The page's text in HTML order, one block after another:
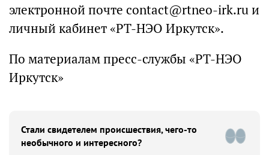
электронной почте contact@rtneo-irk.ru и
личный кабинет «РТ-НЭО Иркутск».
По материалам пресс-службы «РТ-НЭО
Иркутск»
Стали свидетелем происшествия, чего-то
необычного и интересного?